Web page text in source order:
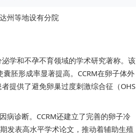
州等地设有分院
学和不孕不育领域的学术研究著称。该
胚形成率显著提高。CCRM在卵子体外
提供了避免卵巢过度刺激综合征（OHS
病诊断。CCRM还建立了完善的卵子冷
发表高水平学术论文，推动着辅助生殖